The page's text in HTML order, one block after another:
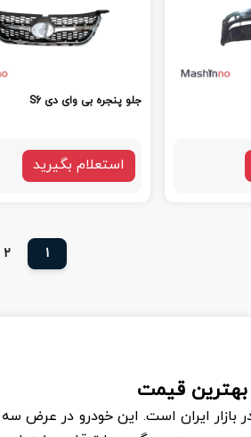
جلو پنجره بی وای دی S6
استعلام بگیرید
1
2
قیمت